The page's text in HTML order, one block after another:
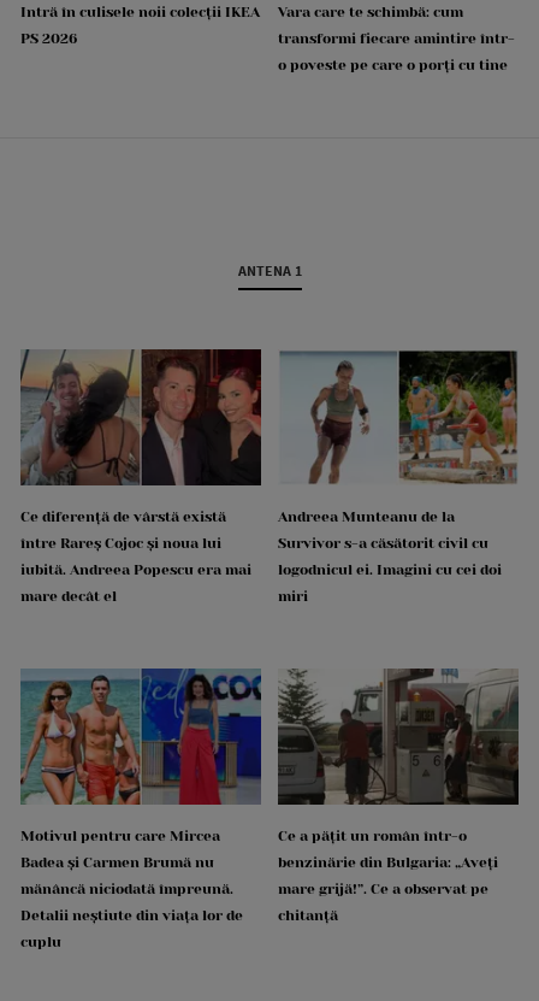
Intră în culisele noii colecții IKEA
PS 2026
Vara care te schimbă: cum
transformi fiecare amintire într-
o poveste pe care o porți cu tine
ANTENA 1
Ce diferență de vârstă există
între Rareș Cojoc și noua lui
iubită. Andreea Popescu era mai
mare decât el
Andreea Munteanu de la
Survivor s-a căsătorit civil cu
logodnicul ei. Imagini cu cei doi
miri
Motivul pentru care Mircea
Badea și Carmen Brumă nu
mănâncă niciodată împreună.
Detalii neștiute din viața lor de
cuplu
Ce a pățit un român într-o
benzinărie din Bulgaria: „Aveți
mare grijă!”. Ce a observat pe
chitanță